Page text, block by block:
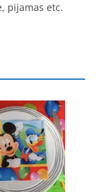
pijamas etc.